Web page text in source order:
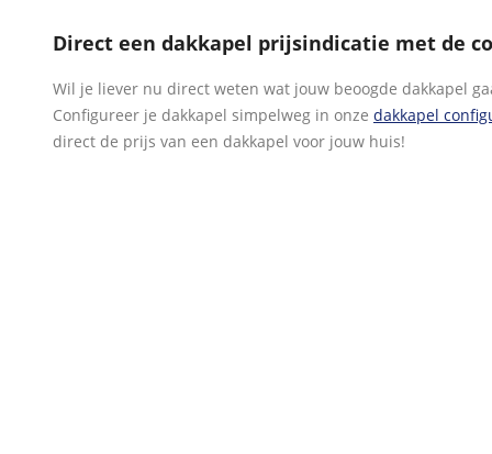
Direct een dakkapel prijsindicatie met de
Wil je liever nu direct weten wat jouw beoogde dakkapel
Configureer je dakkapel simpelweg in onze dakkapel
direct de prijs van een dakkapel voor jouw huis!